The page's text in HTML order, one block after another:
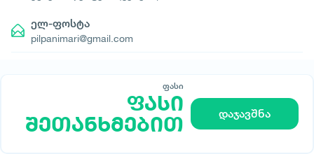
ფასი
ფასი
შეთანხმებით
დაჯავშნა
ელ-ფოსტა
pilpanimari@gmail.com
© All rights reserved 2026 - დამზადებულია
-ის მიერ